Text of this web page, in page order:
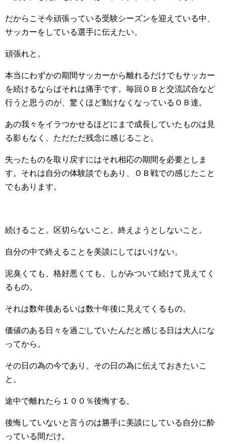
だからこそ今頑張っている受験シーズンを迎えている中、
サッカーをしている選手に伝えたい。
頑張れと。
本当にわずかの期間サッカーから離れるだけでもサッカー
を続けるならばそれは痛手です。毎回ＯＢと交流試合など
行うと思うのが、驚くほど動けなくなっているＯＢ達。
あの我々をイラつかせるほどにまで成長していたものは見
る影もなく、ただただ残念に感じること。
失ったものを取り戻すにはそれ相応の期間を必要としま
す。それは自分の体験談でもあり、ＯＢ戦での感じたこと
でもあります。
続けること。区切らないこと。終えようとしないこと。
自分の中で終えることを美談にしてはいけない。
泥臭くても、格好悪くても、しがみついて続けて見えてく
るもの。
それは数年後あるいは数十年後に見えてくるもの。
価値のある日々を過ごしていたんだと感じる日は大人にな
ってから。
その日の為の今であり、その日の為に伝えておきたいこ
と。
途中で離れたら１００％後悔する。
後悔していないと言うのは勝手に美談にしている自分に酔
っている間だけ。